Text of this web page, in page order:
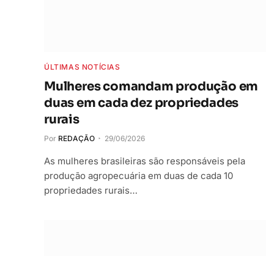
ÚLTIMAS NOTÍCIAS
Mulheres comandam produção em
duas em cada dez propriedades
rurais
Por REDAÇÃO 29/06/2026
As mulheres brasileiras são responsáveis pela
produção agropecuária em duas de cada 10
propriedades rurais…